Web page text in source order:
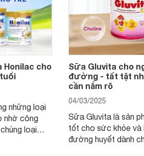
Honilac cho
những loại
nhờ công
loại
Sữa Gluvita cho
đường - tất tật
cần nắm rõ
04/03/2025
Sữa Gluvita là sản
tốt cho sức khỏe và
đường huyết dành